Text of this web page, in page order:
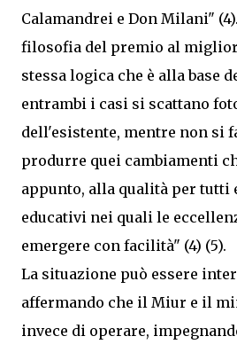
Calamandrei e Don Milani"
filosofia del premio al
stessa logica che è alla base
entrambi i casi si scattano
dell'esistente, mentre non si
produrre quei cambiamenti
appunto, alla qualità per tutti
educativi nei quali le
emergere con facilità" (4) (5).
La situazione può essere
affermando che il Miur e il
invece di operare,